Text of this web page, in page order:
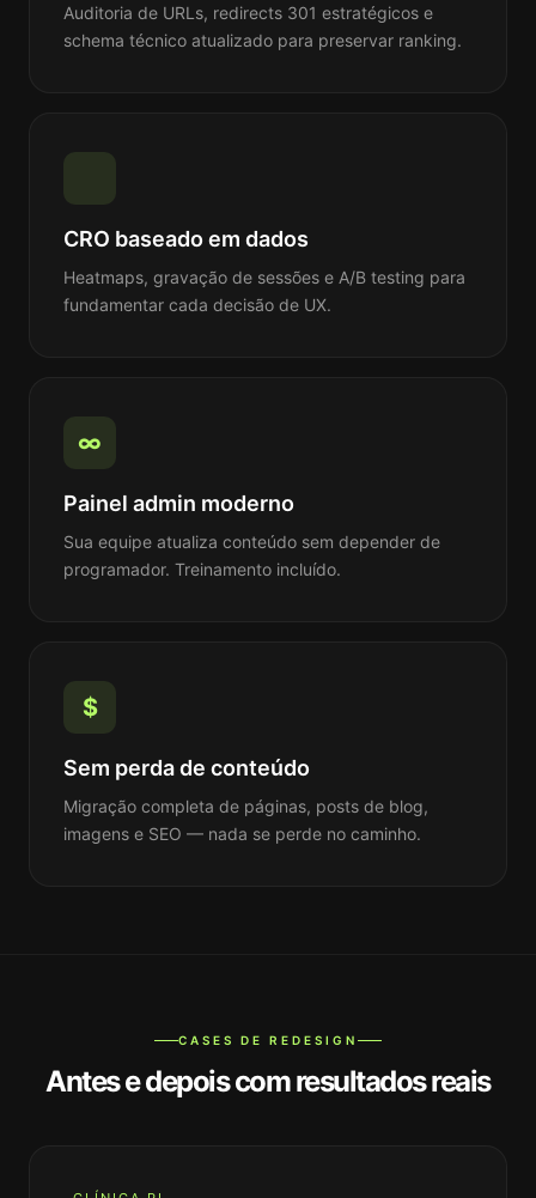
Auditoria de URLs, redirects 301 estratégicos e
schema técnico atualizado para preservar ranking.
CRO baseado em dados
Heatmaps, gravação de sessões e A/B testing para
fundamentar cada decisão de UX.
∞
Painel admin moderno
Sua equipe atualiza conteúdo sem depender de
programador. Treinamento incluído.
$
Sem perda de conteúdo
Migração completa de páginas, posts de blog,
imagens e SEO — nada se perde no caminho.
CASES DE REDESIGN
Antes e depois com resultados reais